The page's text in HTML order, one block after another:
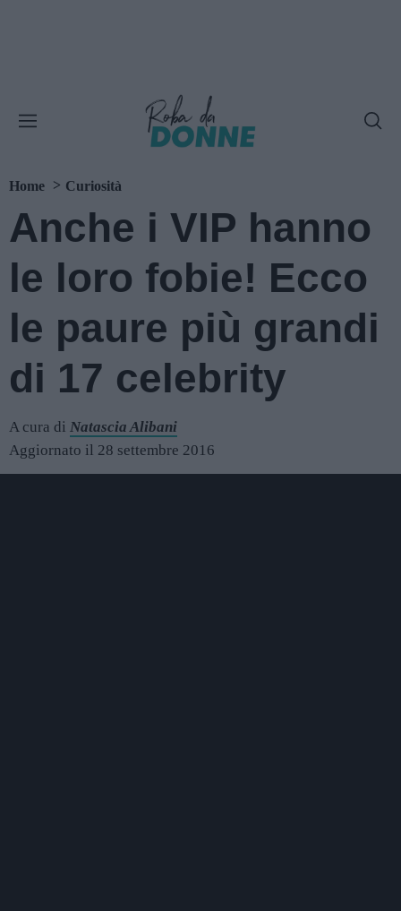
Home Curiosità
Anche i VIP hanno
le loro fobie! Ecco
le paure più grandi
di 17 celebrity
A cura di Natascia Alibani
Aggiornato il 28 settembre 2016